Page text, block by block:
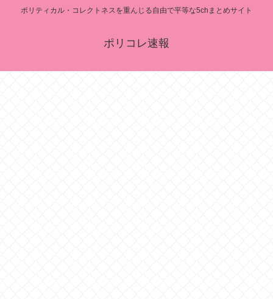
ポリティカル・コレクトネスを重んじる自由で平等な5chまとめサイト
ポリコレ速報